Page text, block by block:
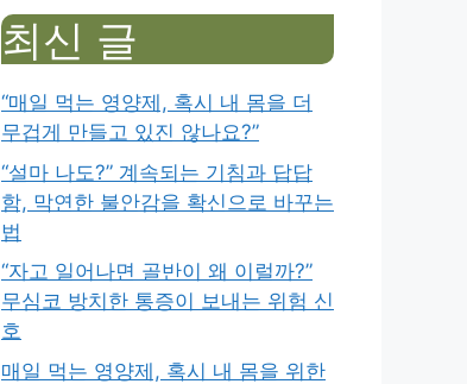
최신 글
“매일 먹는 영양제, 혹시 내 몸을 더
무겁게 만들고 있진 않나요?”
“설마 나도?” 계속되는 기침과 답답
함, 막연한 불안감을 확신으로 바꾸는
법
“자고 일어나면 골반이 왜 이럴까?”
무심코 방치한 통증이 보내는 위험 신
호
매일 먹는 영양제, 혹시 내 몸을 위한